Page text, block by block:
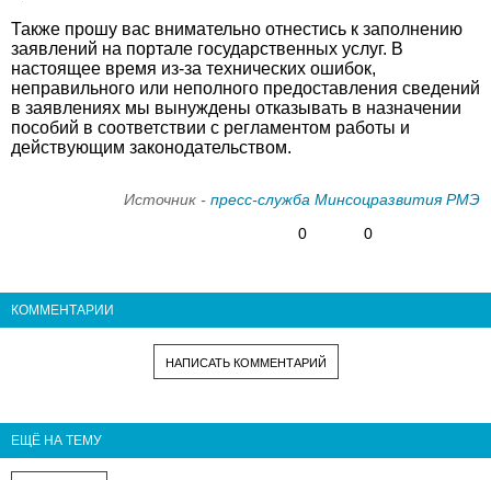
Также прошу вас внимательно отнестись к заполнению
заявлений на портале государственных услуг. В
настоящее время из-за технических ошибок,
неправильного или неполного предоставления сведений
в заявлениях мы вынуждены отказывать в назначении
пособий в соответствии с регламентом работы и
действующим законодательством.
Источник - пресс-служба Минсоцразвития РМЭ
0
0
КОММЕНТАРИИ
НАПИСАТЬ КОММЕНТАРИЙ
ЕЩЁ НА ТЕМУ